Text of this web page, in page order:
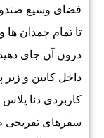
فضای وسیع
تا تمام چمدان ها
درون آن جای
داخل کابین و زیر
کاربردی دنا
سفرهای تفریحی